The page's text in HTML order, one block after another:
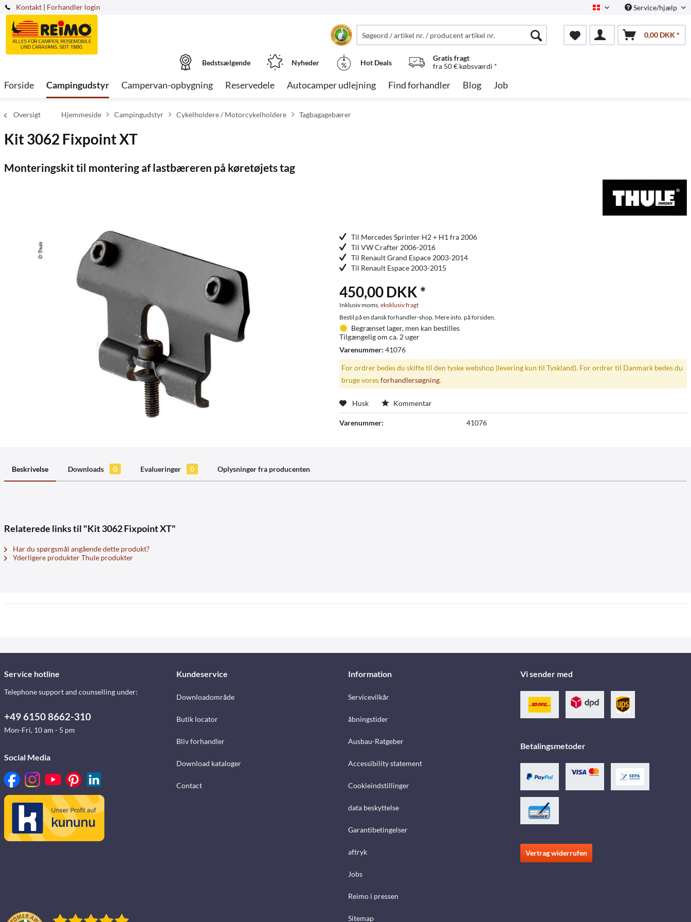
Kontakt Dansk Service/hjælp
| Forhandler login
0,00 DKK *
Bedstsælgende Nyheder Hot Deals
Gratis fragt
fra 50 € købsværdi *
Forside Campingudstyr Campervan-opbygning Reservedele Autocamper udlejning Find forhandler Blog Job
Oversigt Hjemmeside Campingudstyr Cykelholdere / Motorcykelholdere Tagbagagebærer
Kit 3062 Fixpoint XT
Monteringskit til montering af lastbæreren på køretøjets tag
Til Mercedes Sprinter H2 + H1 fra 2006
Til VW Crafter 2006-2016
Til Renault Grand Espace 2003-2014
Til Renault Espace 2003-2015
450,00 DKK *
Inklusiv moms, eksklusiv fragt
Bestil på en dansk forhandler-shop. Mere info. på forsiden.
Begrænset lager, men kan bestilles
Tilgængelig om ca. 2 uger
Varenummer: 41076
For ordrer bedes du skifte til den tyske webshop (levering kun til Tyskland). For ordrer til Danmark bedes du
bruge voresforhandlersøgning.
Husk Kommentar
Varenummer: 41076
Beskrivelse Downloads 0 Evalueringer 0 Oplysninger fra producenten
Relaterede links til "Kit 3062 Fixpoint XT"
Har du spørgsmål angående dette produkt?
Yderligere produkter Thule produkter
Service hotline
Telephone support and counselling under:
+49 6150 8662-310
Mon-Fri, 10 am - 5 pm
Social Media
Kundeservice
Downloadområde
Butik locator
Bliv forhandler
Download kataloger
Contact
Information
Servicevilkår
åbningstider
Ausbau-Ratgeber
Accessibility statement
Cookieindstillinger
data beskyttelse
Garantibetingelser
aftryk
Jobs
Reimo i pressen
Sitemap
Vi sender med
Betalingsmetoder
Vertrag widerrufen